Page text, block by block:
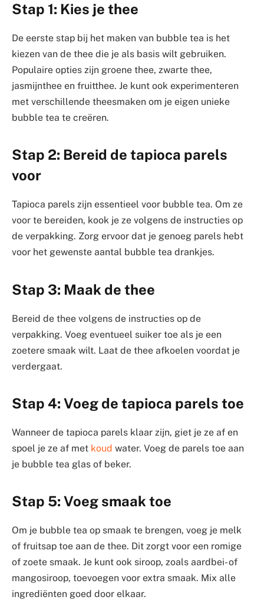
Stap 1: Kies je thee
De eerste stap bij het maken van bubble tea is het
kiezen van de thee die je als basis wilt gebruiken.
Populaire opties zijn groene thee, zwarte thee,
jasmijnthee en fruitthee. Je kunt ook experimenteren
met verschillende theesmaken om je eigen unieke
bubble tea te creëren.
Stap 2: Bereid de tapioca parels
voor
Tapioca parels zijn essentieel voor bubble tea. Om ze
voor te bereiden, kook je ze volgens de instructies op
de verpakking. Zorg ervoor dat je genoeg parels hebt
voor het gewenste aantal bubble tea drankjes.
Stap 3: Maak de thee
Bereid de thee volgens de instructies op de
verpakking. Voeg eventueel suiker toe als je een
zoetere smaak wilt. Laat de thee afkoelen voordat je
verdergaat.
Stap 4: Voeg de tapioca parels toe
Wanneer de tapioca parels klaar zijn, giet je ze af en
spoel je ze af met koud water. Voeg de parels toe aan
je bubble tea glas of beker.
Stap 5: Voeg smaak toe
Om je bubble tea op smaak te brengen, voeg je melk
of fruitsap toe aan de thee. Dit zorgt voor een romige
of zoete smaak. Je kunt ook siroop, zoals aardbei- of
mangosiroop, toevoegen voor extra smaak. Mix alle
ingrediënten goed door elkaar.